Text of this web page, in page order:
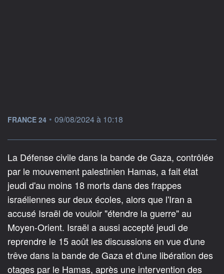
information fournie par
FRANCE 24 • 09/08/2024 à 10:18
La Défense civile dans la bande de Gaza, contrôlée
par le mouvement palestinien Hamas, a fait état
jeudi d'au moins 18 morts dans des frappes
israéliennes sur deux écoles, alors que l'Iran a
accusé Israël de vouloir "étendre la guerre" au
Moyen-Orient. Israël a aussi accepté jeudi de
reprendre le 15 août les discussions en vue d'une
trêve dans la bande de Gaza et d'une libération des
otages par le Hamas, après une intervention des